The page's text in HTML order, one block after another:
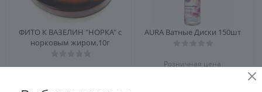
ФИТО К ВАЗЕЛИН "НОРКА" с
норковым жиром,10г
AURA Ватные Диски 150шт
Розничная цена